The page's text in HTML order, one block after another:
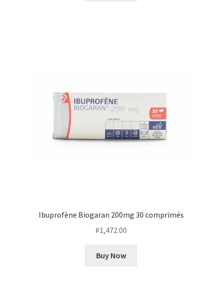
Ibuprofène Biogaran 200mg 30 comprimés
₽1,472.00
Buy Now